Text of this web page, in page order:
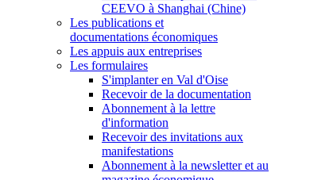
CEEVO à Shanghai (Chine)
Les publications et
documentations économiques
Les appuis aux entreprises
Les formulaires
S'implanter en Val d'Oise
Recevoir de la documentation
Abonnement à la lettre
d'information
Recevoir des invitations aux
manifestations
Abonnement à la newsletter et au